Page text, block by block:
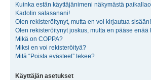
Kuinka estän käyttäjänimeni näkymästä
Kadotin salasanani!
Olen rekisteröitynyt, mutta en voi kirjautua sisään!
Olen rekisteröitynyt joskus, mutta en pääse enää
Mikä on COPPA?
Miksi en voi rekisteröityä?
Mitä “Poista evästeet” tekee?
Käyttäjän asetukset